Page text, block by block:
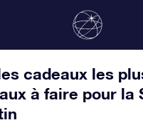
cadeaux les
à faire pour la